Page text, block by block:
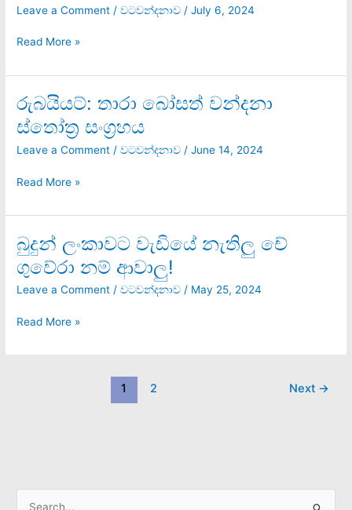
Leave a Comment /වටවන්දනාව /July 6, 2024
උපන්
වන්දනාව
Read More »
රුබයියට්: තාරා බෝසත් වන්දනා
ස්තෝත්‍ර සංග්‍රහය
Leave a Comment /වටවන්දනාව /June 14, 2024
රුබයියට්:
තාරා
බෝසත්
වන්දනා
සංග්‍රහය
Read More »
බුදුන් ලංකාවට වැඩියේ නැතිලු චේ
ගුවේරා නම් ආවාලු!
Leave a Comment /වටවන්දනාව / May 25, 2024
බුදුන්
ලංකාවට
වැඩියේ
නැතිලු
ගුවේරා
Read More »
1 2 Next →